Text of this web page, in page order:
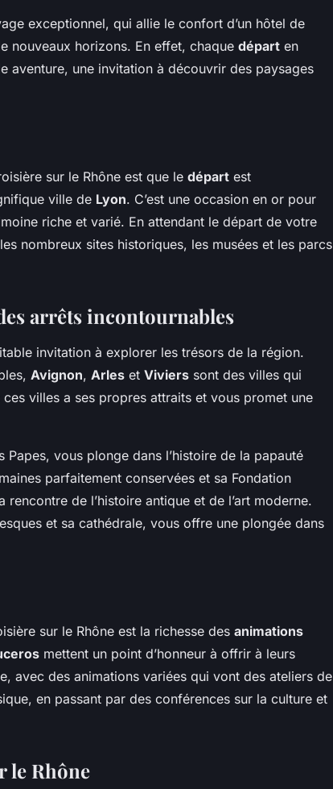
exceptionnel, qui allie le confort d’un hôtel de
nouveaux horizons. En effet, chaque départ en
aventure, une invitation à découvrir des paysages
sur le Rhône est que le départ est
ville de Lyon. C’est une occasion en or pour
riche et varié. En attendant le départ de votre
nombreux sites historiques, les musées et les parcs
arrêts incontournables
invitation à explorer les trésors de la région.
Avignon, Arles et Viviers sont des villes qui
villes a ses propres attraits et vous promet une
vous plonge dans l’histoire de la papauté
parfaitement conservées et sa Fondation
de l’histoire antique et de l’art moderne.
et sa cathédrale, vous offre une plongée dans
sur le Rhône est la richesse des animations
mettent un point d’honneur à offrir à leurs
avec des animations variées qui vont des ateliers de
en passant par des conférences sur la culture et
le Rhône